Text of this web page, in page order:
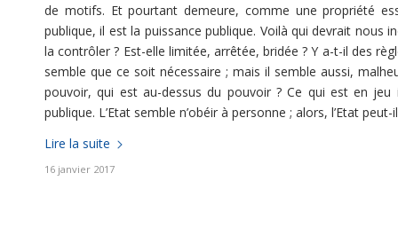
de motifs. Et pourtant demeure, comme une propriété
publique, il est la puissance publique. Voilà qui devrait nous
la contrôler ? Est-elle limitée, arrêtée, bridée ? Y a-t-il des
semble que ce soit nécessaire ; mais il semble aussi,
pouvoir, qui est au-dessus du pouvoir ? Ce qui est en jeu
publique. L’Etat semble n’obéir à personne ; alors, l’Etat
Lire la suite
16 janvier 2017